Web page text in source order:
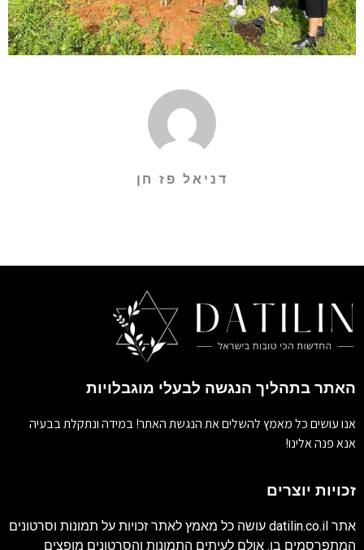
דניאל פז חן
האתר בתהליך הנגשה לבעלי מוגבלויות
אנו עושים כל מאמץ להשלים את הנגשת האתר! במידה ונתקלת בבעיה
אנא פנה אלינו!
זכויות יוצרים
אתר datilin.co.il עושה כל מאמץ לאתר זכויות על תמונות וסרטונים
המתפרסמים בו. אולם לעיתים התמונות והסרטונים מופצים